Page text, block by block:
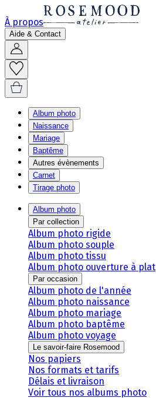
À propos
Aide & Contact
Album photo
Naissance
Mariage
Baptême
Autres évènements
Carnet
Tirage photo
Album photo
Par collection
Album photo rigide
Album photo souple
Album photo tissu
Album photo ouverture à plat
Par occasion
Album photo de l'année
Album photo naissance
Album photo mariage
Album photo baptême
Album photo voyage
Le savoir-faire Rosemood
Nos papiers
Nos formats et tarifs
Délais et livraison
Voir tous nos albums photo